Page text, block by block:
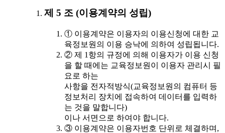
제 5 조 (이용계약의 성립)
① 이용계약은 이용자의 이용신청에 대한 교
육정보원의 이용 승낙에 의하여 성립됩니다.
② 제 1항의 규정에 의해 이용자가 이용 신청
을 할 때에는 교육정보원이 이용자 관리시 필
요로 하는
사항을 전자적방식(교육정보원의 컴퓨터 등
정보처리 장치에 접속하여 데이터를 입력하
는 것을 말합니다)
이나 서면으로 하여야 합니다.
③ 이용계약은 이용자번호 단위로 체결하며,